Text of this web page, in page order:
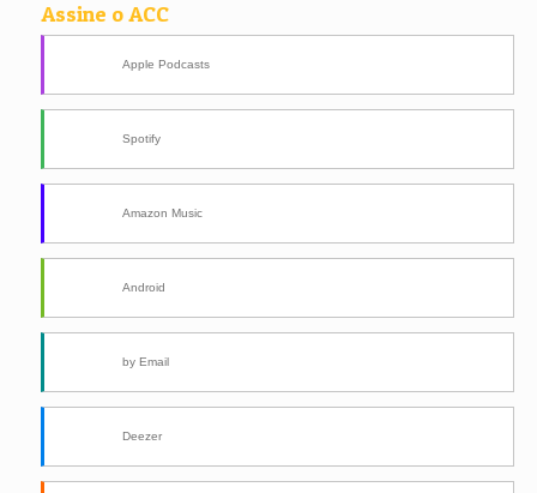
Assine o ACC
Apple Podcasts
Spotify
Amazon Music
Android
by Email
Deezer